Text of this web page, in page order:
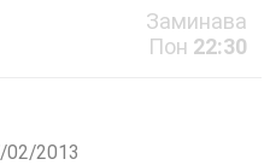
Заминава
Пон 22:30
02/2013